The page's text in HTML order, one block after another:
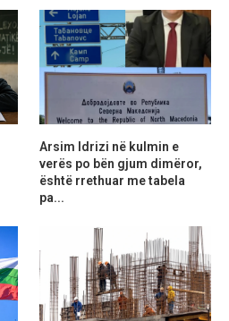
Arsim Idrizi në kulmin e
verës po bën gjum dimëror,
është rrethuar me tabela
pa...